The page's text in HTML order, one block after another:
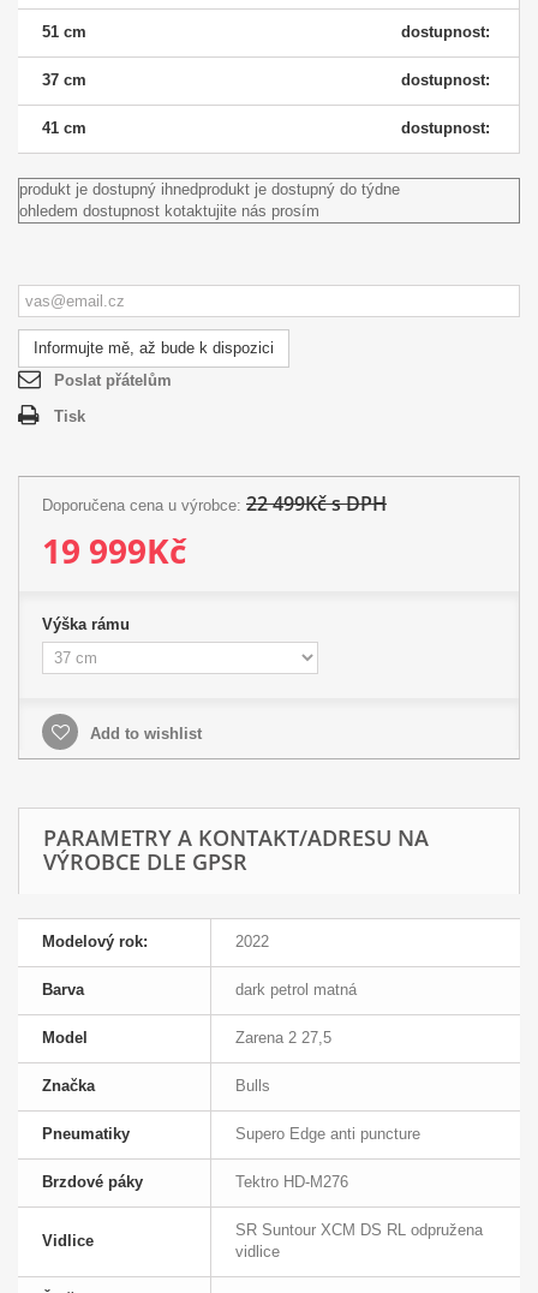
51 cm dostupnost:
37 cm dostupnost:
41 cm dostupnost:
produkt je dostupný ihnedprodukt je dostupný do týdne
ohledem dostupnost kotaktujite nás prosím
Informujte mě, až bude k dispozici
Poslat přátelům
Tisk
Doporučena cena u výrobce: 22 499Kč s DPH
19 999Kč
Výška rámu
Add to wishlist
PARAMETRY A KONTAKT/ADRESU NA
VÝROBCE DLE GPSR
Modelový rok: 2022
Barva dark petrol matná
Model Zarena 2 27,5
Značka Bulls
Pneumatiky Supero Edge anti puncture
Brzdové páky Tektro HD-M276
Vidlice
SR Suntour XCM DS RL odpružena
vidlice